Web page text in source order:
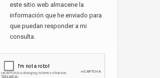
este sitio web almacene la
información que he enviado para
que puedan responder a mi
consulta.